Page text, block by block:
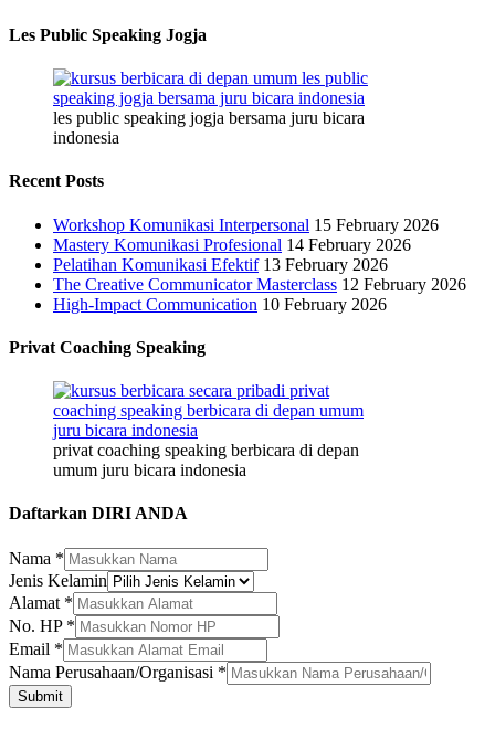
Les Public Speaking Jogja
les public speaking jogja bersama juru bicara
indonesia
Recent Posts
Workshop Komunikasi Interpersonal 15 February 2026
Mastery Komunikasi Profesional 14 February 2026
Pelatihan Komunikasi Efektif 13 February 2026
The Creative Communicator Masterclass 12 February 2026
High-Impact Communication 10 February 2026
Privat Coaching Speaking
privat coaching speaking berbicara di depan
umum juru bicara indonesia
Daftarkan DIRI ANDA
Nama *
Jenis Kelamin
Alamat *
No. HP *
Kelamin
Nama
Jenis
Email *
Nama Perusahaan/Organisasi *
Submit